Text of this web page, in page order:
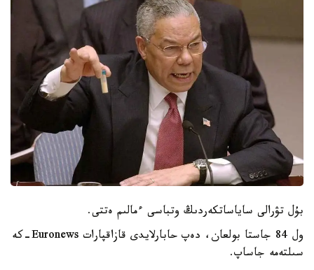
بۇل تۋرالى ساياساتكەردىڭ وتباسى ءمالىم ەتتى.
ول 84 جاستا بولعان، دەپ حابارلايدى قازاقپارات Euronews-كە
سىلتەمە جاساپ.